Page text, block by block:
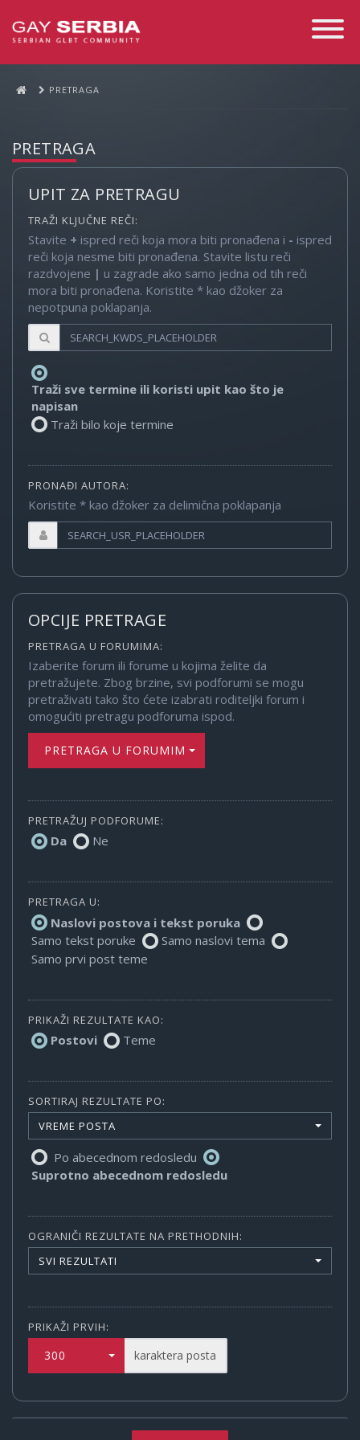
Toggle
PRETRAGA
PRETRAGA
UPIT ZA PRETRAGU
TRAŽI KLJUČNE REČI:
Stavite + ispred reči koja mora biti pronađena i - ispred
reči koja nesme biti pronađena. Stavite listu reči
razdvojene | u zagrade ako samo jedna od tih reči
mora biti pronađena. Koristite * kao džoker za
nepotpuna poklapanja.
Traži sve termine ili koristi upit kao što je
napisan
Traži bilo koje termine
PRONAĐI AUTORA:
Koristite * kao džoker za delimična poklapanja
OPCIJE PRETRAGE
PRETRAGA U FORUMIMA:
Izaberite forum ili forume u kojima želite da
pretražujete. Zbog brzine, svi podforumi se mogu
pretraživati tako što ćete izabrati roditeljki forum i
omogućiti pretragu podforuma ispod.
PRETRAGA U FORUMIMA
PRETRAŽUJ PODFORUME:
Da Ne
PRETRAGA U:
Naslovi postova i tekst poruka
Samo tekst poruke
Samo naslovi tema
Samo prvi post teme
PRIKAŽI REZULTATE KAO:
Postovi Teme
SORTIRAJ REZULTATE PO:
VREME POSTA
Po abecednom redosledu
Suprotno abecednom redosledu
OGRANIČI REZULTATE NA PRETHODNIH:
SVI REZULTATI
PRIKAŽI PRVIH:
300 karaktera posta